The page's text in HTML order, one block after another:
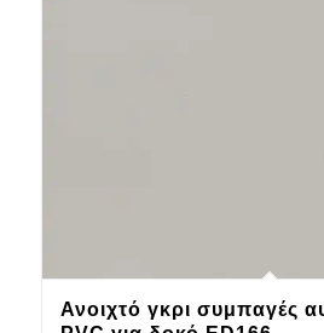
Ανοιχτό γκρι συμπαγές